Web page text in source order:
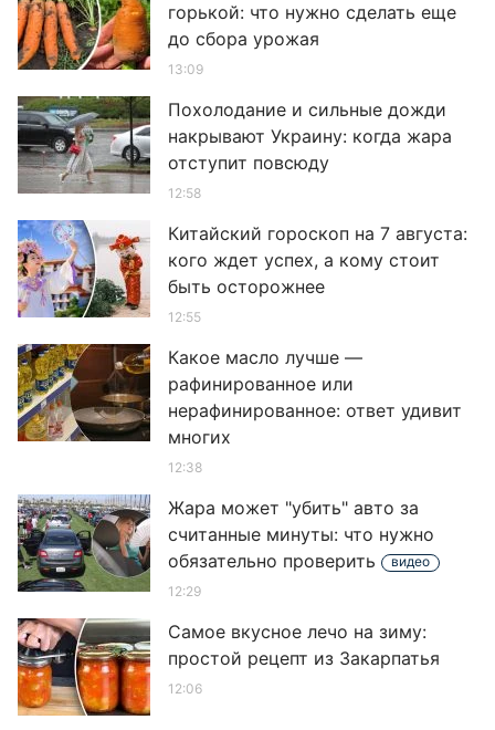
горькой: что нужно сделать еще
до сбора урожая
13:09
Похолодание и сильные дожди
накрывают Украину: когда жара
отступит повсюду
12:58
Китайский гороскоп на 7 августа:
кого ждет успех, а кому стоит
быть осторожнее
12:55
Какое масло лучше —
рафинированное или
нерафинированное: ответ удивит
многих
12:38
Жара может "убить" авто за
считанные минуты: что нужно
обязательно проверить
видео
12:29
Самое вкусное лечо на зиму:
простой рецепт из Закарпатья
12:06